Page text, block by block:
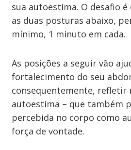
sua autoestima. O desafio
as duas posturas abaixo,
mínimo, 1 minuto em cada.
As posições a seguir vão
fortalecimento do seu
consequentemente, refletir
autoestima – que também
percebida no corpo como
força de vontade.